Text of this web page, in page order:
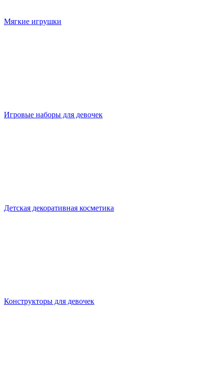
Мягкие игрушки
Игровые наборы для девочек
Детская декоративная косметика
Конструкторы для девочек